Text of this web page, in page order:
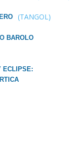
(TANGOL)
BAROLO
ECLIPSE: